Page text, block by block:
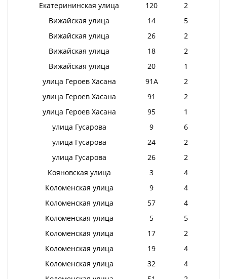
Екатерининская улица
120
2
Вижайская улица
14
5
Вижайская улица
26
2
Вижайская улица
18
2
Вижайская улица
20
1
улица Героев Хасана
91А
2
улица Героев Хасана
91
2
улица Героев Хасана
95
1
улица Гусарова
9
6
улица Гусарова
24
2
улица Гусарова
26
2
Кояновская улица
3
4
Коломенская улица
9
4
Коломенская улица
57
4
Коломенская улица
5
5
Коломенская улица
17
2
Коломенская улица
19
4
Коломенская улица
32
4